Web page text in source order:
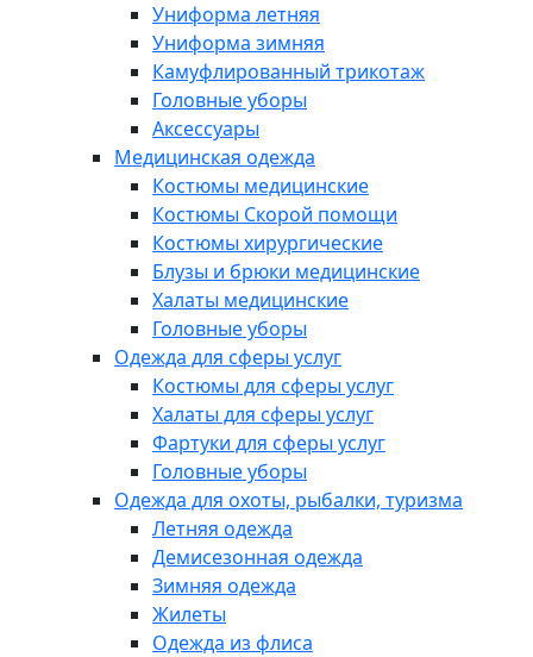
Униформа летняя
Униформа зимняя
Камуфлированный трикотаж
Головные уборы
Аксессуары
Медицинская одежда
Костюмы медицинские
Костюмы Скорой помощи
Костюмы хирургические
Блузы и брюки медицинские
Халаты медицинские
Головные уборы
Одежда для сферы услуг
Костюмы для сферы услуг
Халаты для сферы услуг
Фартуки для сферы услуг
Головные уборы
Одежда для охоты, рыбалки, туризма
Летняя одежда
Демисезонная одежда
Зимняя одежда
Жилеты
Одежда из флиса